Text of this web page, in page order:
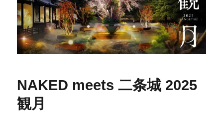
NAKED meets 二条城 2025
観月